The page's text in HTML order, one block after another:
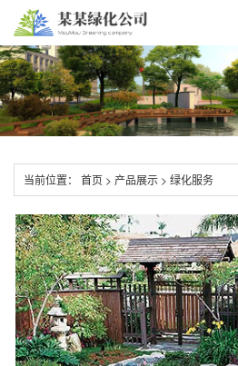
当前位置： 首页 > 产品展示 > 绿化服务